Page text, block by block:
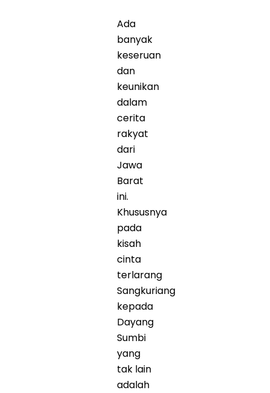
Ada
banyak
keseruan
dan
keunikan
dalam
cerita
rakyat
dari
Jawa
Barat
ini.
Khususnya
pada
kisah
cinta
terlarang
Sangkuriang
kepada
Dayang
Sumbi
yang
tak lain
adalah